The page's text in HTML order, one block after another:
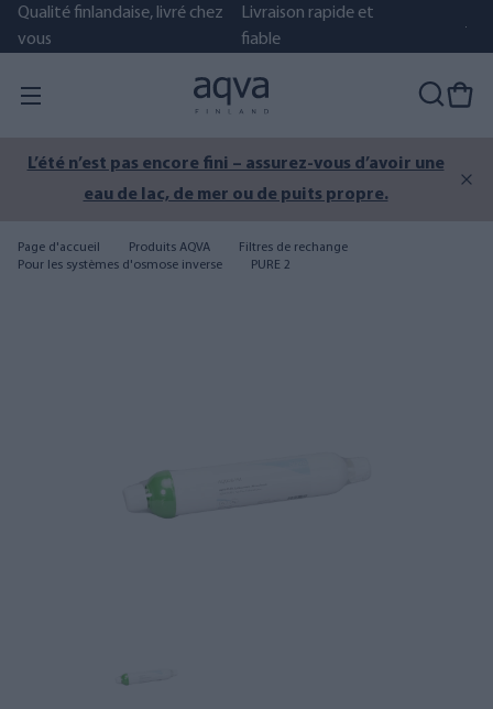
Qualité finlandaise, livré chez
vous
Livraison rapide et
fiable
L’été n’est pas encore fini – assurez-vous d’avoir une
eau de lac, de mer ou de puits propre.
Page d'accueil Produits AQVA
Filtres de rechange
Pour les systèmes d'osmose inverse
PURE 2